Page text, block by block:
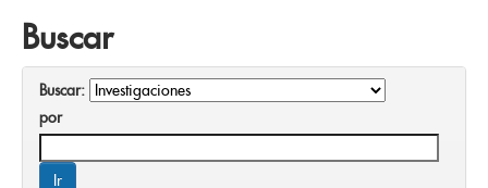
Buscar
Buscar:
por